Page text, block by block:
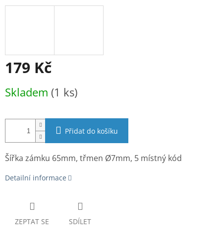
179 Kč
cena:
Skladem (1 ks)
Přidat do košíku
Šířka zámku 65mm, třmen Ø7mm, 5 místný kód
Detailní informace
ZEPTAT SE SDÍLET